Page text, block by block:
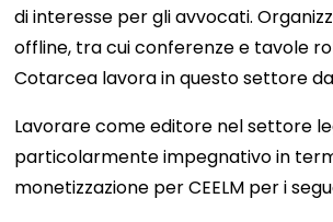
di interesse per gli avvocati.
offline, tra cui conferenze e tavole
Cotarcea lavora in questo settore
Lavorare come editore nel settore
particolarmente impegnativo in
monetizzazione per CEELM per i